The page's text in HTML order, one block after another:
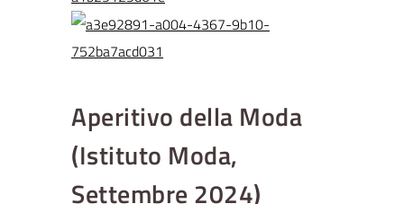
Aperitivo della Moda
(Istituto Moda,
Settembre 2024)